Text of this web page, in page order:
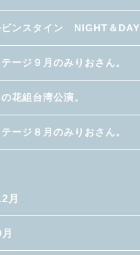
ビンスタイン NIGHT＆DAY
ージ９月のみりおさん。
花組台湾公演。
ージ８月のみりおさん。
月